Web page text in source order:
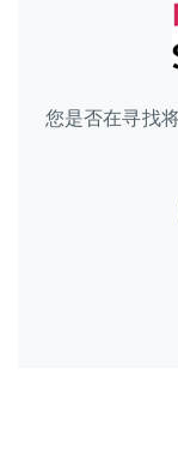
您是否在寻找